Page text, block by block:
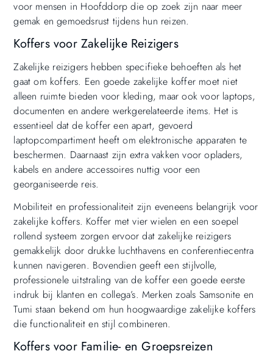
voor mensen in Hoofddorp die op zoek zijn naar meer
gemak en gemoedsrust tijdens hun reizen.
Koffers voor Zakelijke Reizigers
Zakelijke reizigers hebben specifieke behoeften als het
gaat om koffers. Een goede zakelijke koffer moet niet
alleen ruimte bieden voor kleding, maar ook voor laptops,
documenten en andere werkgerelateerde items. Het is
essentieel dat de koffer een apart, gevoerd
laptopcompartiment heeft om elektronische apparaten te
beschermen. Daarnaast zijn extra vakken voor opladers,
kabels en andere accessoires nuttig voor een
georganiseerde reis.
Mobiliteit en professionaliteit zijn eveneens belangrijk voor
zakelijke koffers. Koffer met vier wielen en een soepel
rollend systeem zorgen ervoor dat zakelijke reizigers
gemakkelijk door drukke luchthavens en conferentiecentra
kunnen navigeren. Bovendien geeft een stijlvolle,
professionele uitstraling van de koffer een goede eerste
indruk bij klanten en collega’s. Merken zoals Samsonite en
Tumi staan bekend om hun hoogwaardige zakelijke koffers
die functionaliteit en stijl combineren.
Koffers voor Familie- en Groepsreizen